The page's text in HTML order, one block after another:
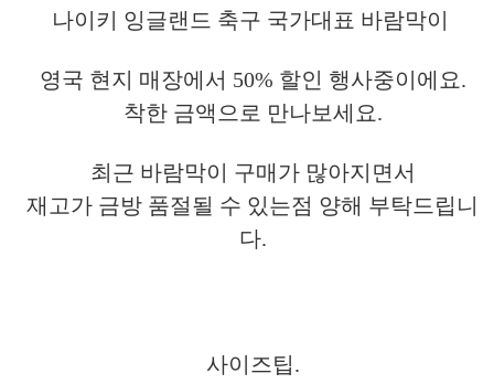
나이키 잉글랜드 축구 국가대표 바람막이
영국 현지 매장에서 50% 할인 행사중이에요.
착한 금액으로 만나보세요.
최근 바람막이 구매가 많아지면서
재고가 금방 품절될 수 있는점 양해 부탁드립니
다.
사이즈팁.